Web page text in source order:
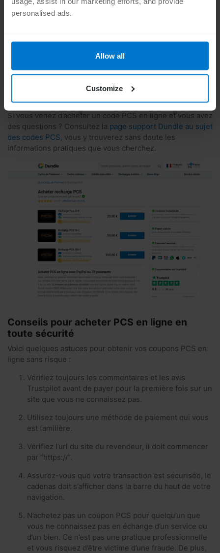
personalised ads.
Allow all
Customize
Revendeurs officiels PCS en ligne
L’achat d’une recharge PCS en ligne auprès d’un des
modes de paiement possibles : cryptomonnaie, SMS,
encore. De plus, PCS ne vous facture pas de frais
supplémentaires lorsque vous rechargez votre Mastercard
doublement gagnant(e) ! Choisissez un
comme Dundle pour acheter vos recharges PCSen ligne.
Si vous venez d’acheter un code PCS en ligne et vous avez
des questions ? Consultez la page support Dundle au sujet
des codes PCS , vous y trouverez sans doute les
informations pratiques que vous cherchez.
Conseils pour acheter PCS en ligne en
toute sécurité
Voici quelques astuces pour obtenir vos coupons PCS en
ligne sans risque :
Vérifiez toujours les commentaires et les avis
Trustpilot avant de payer pour la première fois sur un
site que vous ne connaissez pas.
Utilisez toujours une méthode de paiement qui vous
est familière.
Vérifiez l’url du site du revendeur, il doit commencer
par “https://”.
Assurez-vous que votre transaction est sécurisée, le
cadenas doit s’afficher dans la barre du haut de votre
navigation.
N’achetez pas un coupon PCS pour quelqu’un que
vous ne connaissez pas en échange d’un service ou
d’un bien. Ce n’est pas une pratique professionnelle
et vous risquez d’être victime d’une fraude. De plus,